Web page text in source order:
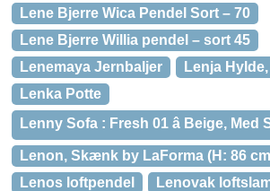
Lene Bjerre Wica Pendel Sort – 70
Lene Bjerre Willia pendel – sort 45
Lenemaya Jernbaljer
Lenja
Lenka Potte
Lenny Sofa : Fresh 01 â Beige,
Lenon, Skænk by LaForma (H: 86
Lenos loftpendel
Lenovak